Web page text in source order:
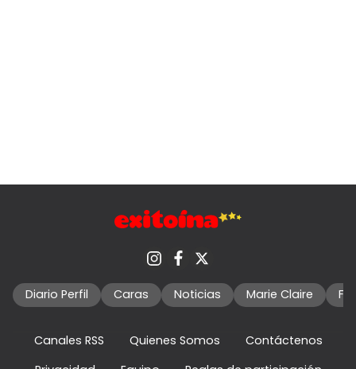
Diario Perfil Caras Noticias Marie Claire
Canales RSS Quienes Somos
Contáctenos